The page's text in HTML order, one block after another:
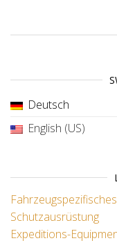
Deutsch
English (US)
Schutzausrüstung
Expeditions-